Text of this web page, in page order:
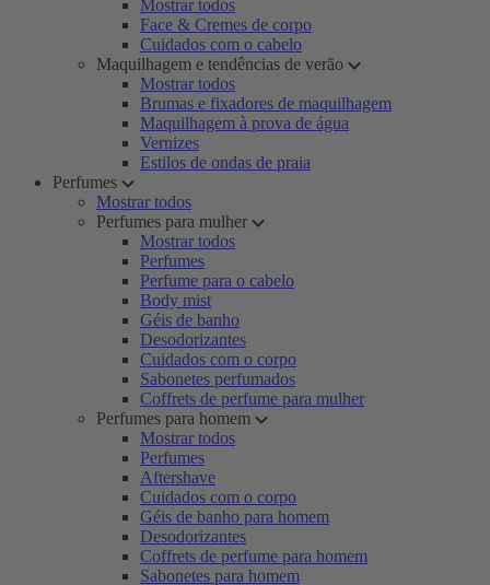
Mostrar todos
Face & Cremes de corpo
Cuidados com o cabelo
Maquilhagem e tendências de verão
Mostrar todos
Brumas e fixadores de maquilhagem
Maquilhagem à prova de água
Vernizes
Estilos de ondas de praia
Perfumes
Mostrar todos
Perfumes para mulher
Mostrar todos
Perfumes
Perfume para o cabelo
Body mist
Géis de banho
Desodorizantes
Cuidados com o corpo
Sabonetes perfumados
Coffrets de perfume para mulher
Perfumes para homem
Mostrar todos
Perfumes
Aftershave
Cuidados com o corpo
Géis de banho para homem
Desodorizantes
Coffrets de perfume para homem
Sabonetes para homem